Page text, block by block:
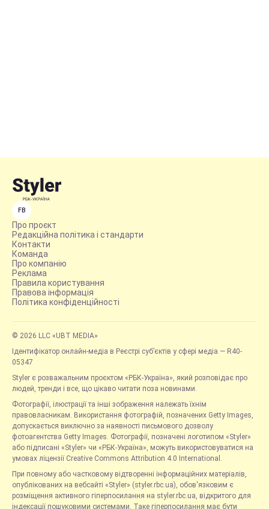
FB
Про проєкт
Редакційна політика і стандарти
Контакти
Команда
Про компанію
Реклама
Правила користування
Правова інформація
Політика конфіденційності
© 2026 LLC «UBT MEDIA»
Ідентифікатор онлайн-медіа в Реєстрі суб’єктів у сфері медіа — R40-
05347
Styler є розважальним проєктом «РБК-Україна», який розповідає про
людей, тренди і все, що цікаво читати поза новинами.
Фотографії, ілюстрації та інші зображення належать їхнім
правовласникам. Використання фотографій, позначених Getty Images,
допускається виключно за наявності письмового дозволу
фотоагентства Getty Images. Фотографії, позначені логотипом «Styler»
або підписані «Styler» чи «РБК-Україна», можуть використовуватися на
умовах ліцензії Creative Commons Attribution 4.0 International.
При повному або частковому відтворенні інформаційних матеріалів,
опублікованих на вебсайті «Styler» (styler.rbc.ua), обов'язковим є
розміщення активного гіперпосилання на styler.rbc.ua, відкритого для
індексації пошуковими системами. Таке гіперпосилання має бути